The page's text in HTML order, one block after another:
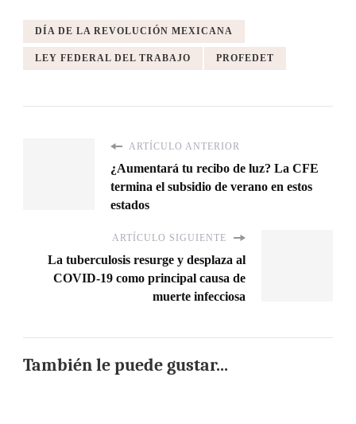
DÍA DE LA REVOLUCIÓN MEXICANA
LEY FEDERAL DEL TRABAJO PROFEDET
ARTÍCULO ANTERIOR
¿Aumentará tu recibo de luz? La CFE
termina el subsidio de verano en estos
estados
ARTÍCULO SIGUIENTE
La tuberculosis resurge y desplaza al
COVID-19 como principal causa de
muerte infecciosa
También le puede gustar...